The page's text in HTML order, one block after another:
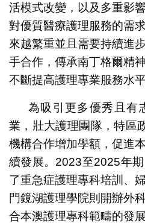
活模式改變，以及多重影
對優質醫療護理服務的需
來越繁重並且需要持續進
手合作，傳承南丁格爾精
不斷提高護理專業服務水平
為吸引更多優秀且有
業，壯大護理團隊，特區
機構合作增加學額，促進
續發展。2023至2025年
了重急症護理專科培訓、
門鏡湖護理學院則開辦外
合本澳護理專科範疇的發